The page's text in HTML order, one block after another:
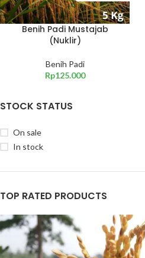
STOCK STATUS
On sale
In stock
TOP RATED PRODUCTS
Benih Padi Mustajab
(Nuklir)
Benih Padi
Rp125.000